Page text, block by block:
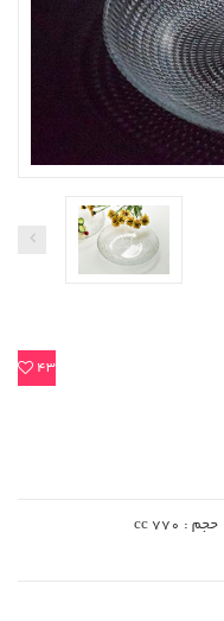
43
حجم : 770 cc